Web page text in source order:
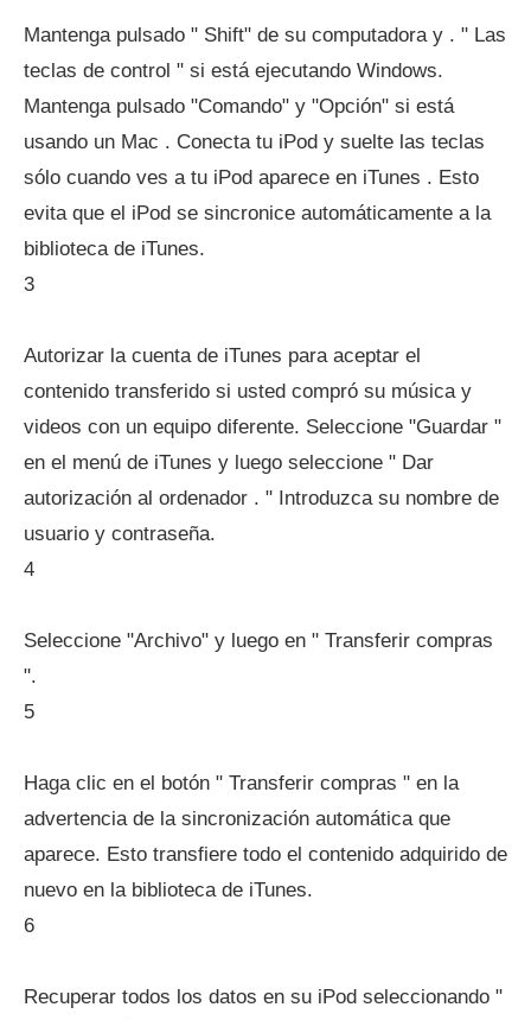
Mantenga pulsado " Shift" de su computadora y . " Las
teclas de control " si está ejecutando Windows.
Mantenga pulsado "Comando" y "Opción" si está
usando un Mac . Conecta tu iPod y suelte las teclas
sólo cuando ves a tu iPod aparece en iTunes . Esto
evita que el iPod se sincronice automáticamente a la
biblioteca de iTunes.
3
Autorizar la cuenta de iTunes para aceptar el
contenido transferido si usted compró su música y
videos con un equipo diferente. Seleccione "Guardar "
en el menú de iTunes y luego seleccione " Dar
autorización al ordenador . " Introduzca su nombre de
usuario y contraseña.
4
Seleccione "Archivo" y luego en " Transferir compras
".
5
Haga clic en el botón " Transferir compras " en la
advertencia de la sincronización automática que
aparece. Esto transfiere todo el contenido adquirido de
nuevo en la biblioteca de iTunes.
6
Recuperar todos los datos en su iPod seleccionando "